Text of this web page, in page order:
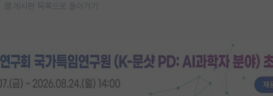
게시판 목록으로 돌아가기